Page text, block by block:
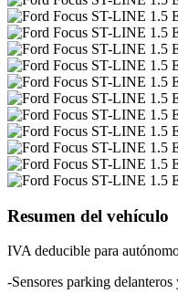
Resumen del vehículo
IVA deducible para
-Sensores parking delanteros